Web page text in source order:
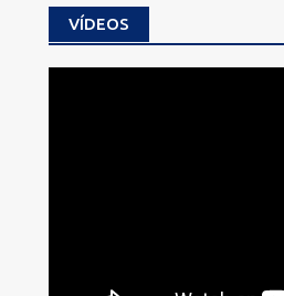
VÍDEOS